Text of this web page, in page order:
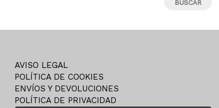
23
23.5
24
MIZUNO
NEW BALANCE
NIKE
PITAS
AVISO LEGAL
POLÍTICA DE COOKIES
ENVÍOS Y DEVOLUCIONES
POLÍTICA DE PRIVACIDAD